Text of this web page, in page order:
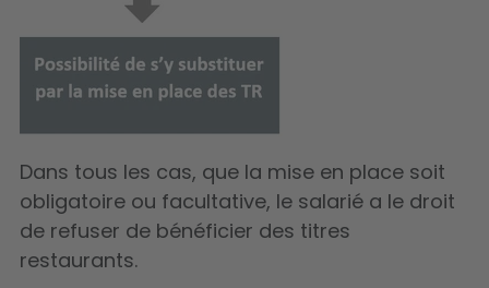
Dans tous les cas, que la mise en place soit
obligatoire ou facultative, le salarié a le droit
de refuser de bénéficier des titres
restaurants.